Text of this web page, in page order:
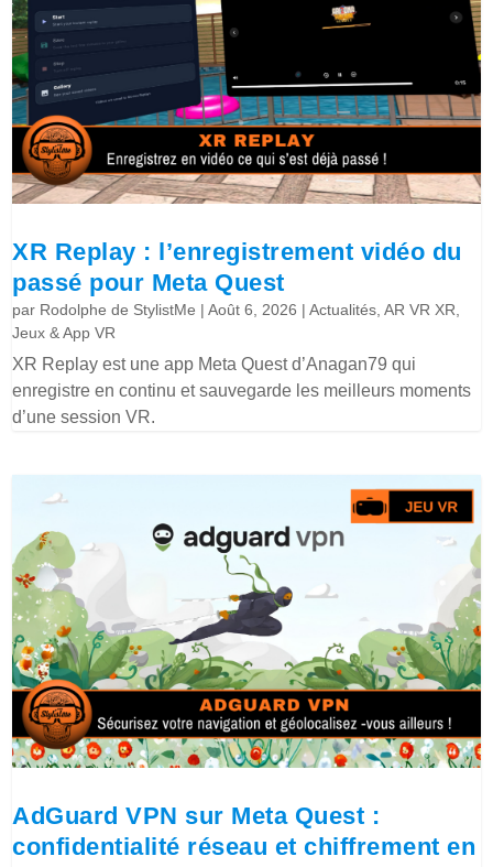
XR Replay : l’enregistrement vidéo du
passé pour Meta Quest
par Rodolphe de StylistMe |Août 6, 2026 |Actualités,AR VR XR,
Jeux & App VR
XR Replay est une app Meta Quest d’Anagan79 qui
enregistre en continu et sauvegarde les meilleurs moments
d’une session VR.
AdGuard VPN sur Meta Quest :
confidentialité réseau et chiffrement en